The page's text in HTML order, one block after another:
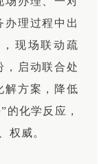
办理过程中出
现场联动疏
，启动联合处
解方案，降低
的化学反应，
权威。